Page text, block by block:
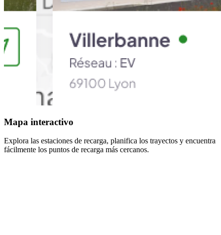
Mapa interactivo
Explora las estaciones de recarga, planifica los trayectos y encuentra
fácilmente los puntos de recarga más cercanos.